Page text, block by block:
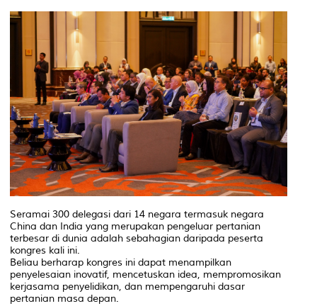
Seramai 300 delegasi dari 14 negara termasuk negara
China dan India yang merupakan pengeluar pertanian
terbesar di dunia adalah sebahagian daripada peserta
kongres kali ini.
Beliau berharap kongres ini dapat menampilkan
penyelesaian inovatif, mencetuskan idea, mempromosikan
kerjasama penyelidikan, dan mempengaruhi dasar
pertanian masa depan.